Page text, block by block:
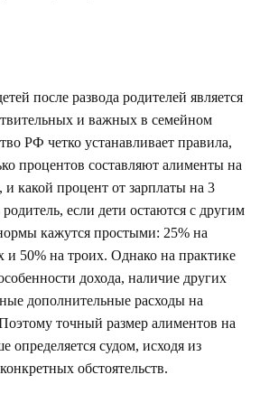
после развода родителей является
и важных в семейном
РФ четко устанавливает правила,
процентов составляют алименты на
и какой процент от зарплаты на 3
родитель, если дети остаются с другим
кажутся простыми: 25% на
и 50% на троих. Однако на практике
дохода, наличие других
дополнительные расходы на
точный размер алиментов на
определяется судом, исходя из
обстоятельств.